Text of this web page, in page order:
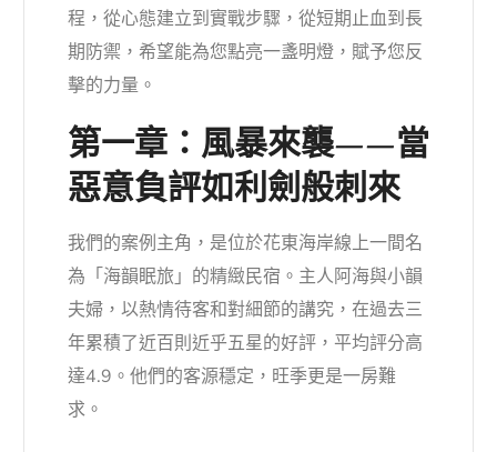
程，從心態建立到實戰步驟，從短期止血到長
期防禦，希望能為您點亮一盞明燈，賦予您反
擊的力量。
第一章：風暴來襲——當
惡意負評如利劍般刺來
我們的案例主角，是位於花東海岸線上一間名
為「海韻眠旅」的精緻民宿。主人阿海與小韻
夫婦，以熱情待客和對細節的講究，在過去三
年累積了近百則近乎五星的好評，平均評分高
達4.9。他們的客源穩定，旺季更是一房難
求。